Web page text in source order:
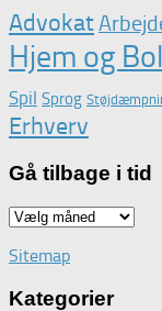
Advokat
Hjem og
Spil Sprog
Erhverv
Gå tilbage i tid
Gå
iSitemap
Kategorier